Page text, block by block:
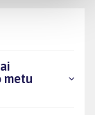
metu